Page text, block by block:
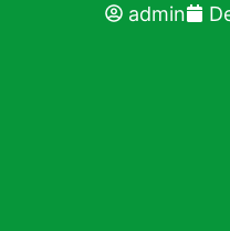
admin